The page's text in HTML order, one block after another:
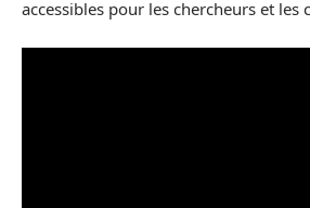
accessibles pour les chercheurs et les